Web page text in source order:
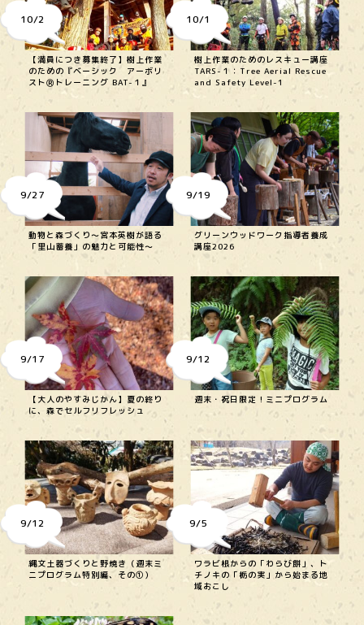
10/2
【満員につき募集終了】樹上作業
のための『ベーシック アーボリ
ストⓇトレーニング BAT-１』
10/1
樹上作業のためのレスキュー講座
TARS-１：Tree Aerial Rescue
and Safety Level-1
9/27
動物と森づくり〜宮本英樹が語る
「里山蓄養」の魅力と可能性〜
9/19
グリーンウッドワーク指導者養成
講座2026
9/17
【大人のやすみじかん】夏の終り
に、森でセルフリフレッシュ
9/12
週末・祝日限定！ミニプログラム
9/12
縄文土器づくりと野焼き（週末ミ
ニプログラム特別編、その①）
9/5
ワラビ根からの「わらび餅」、ト
チノキの「栃の実」から始まる地
域おこし